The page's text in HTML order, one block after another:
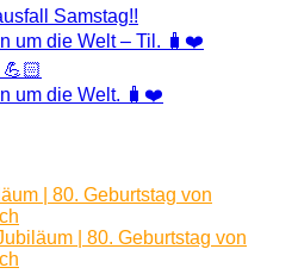
Samstag!!
um die Welt – Til. 🧳❤️
um die Welt. 🧳❤️
| 80. Geburtstag von
| 80. Geburtstag von